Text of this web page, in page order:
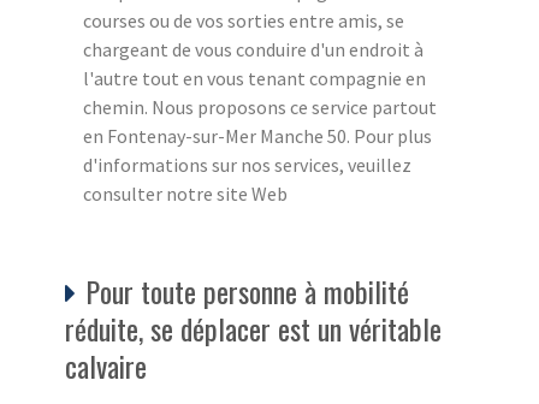
courses ou de vos sorties entre amis, se
chargeant de vous conduire d'un endroit à
l'autre tout en vous tenant compagnie en
chemin. Nous proposons ce service partout
en Fontenay-sur-Mer Manche 50. Pour plus
d'informations sur nos services, veuillez
consulter notre site Web
Pour toute personne à mobilité
réduite, se déplacer est un véritable
calvaire